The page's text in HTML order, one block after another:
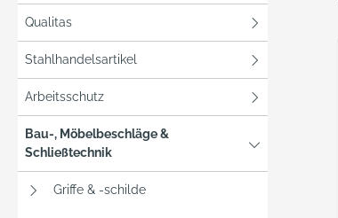
Qualitas
Stahlhandelsartikel
Arbeitsschutz
Bau-, Möbelbeschläge &
Schließtechnik
Griffe & -schilde